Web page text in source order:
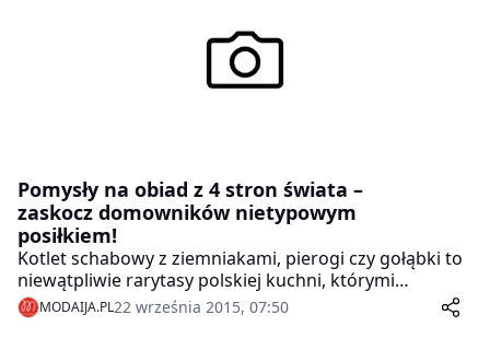
Pomysły na obiad z 4 stron świata –
zaskocz domowników nietypowym
posiłkiem!
Kotlet schabowy z ziemniakami, pierogi czy gołąbki to
niewątpliwie rarytasy polskiej kuchni, którymi
powinniśmy się chwalić. Jednak warto czasem
zaskoczyć domowników i sięgnąć po wykwintne dania,
MODAIJA.PL22 września 2015, 07:50